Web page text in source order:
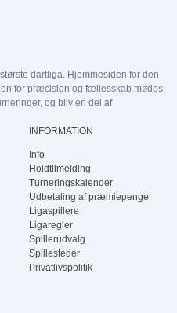
dartliga. Hjemmesiden for den
for præcision og fællesskab mødes.
og bliv en del af
INFORMATION
Info
Holdtilmelding
Turneringskalender
Udbetaling af præmiepenge
Ligaspillere
Ligaregler
Spillerudvalg
Spillesteder
Privatlivspolitik